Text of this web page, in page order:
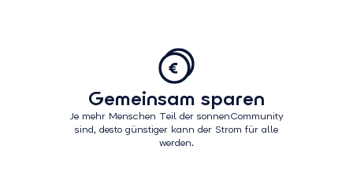
Gemeinsam sparen
Je mehr Menschen Teil der sonnenCommunity
sind, desto günstiger kann der Strom für alle
werden.